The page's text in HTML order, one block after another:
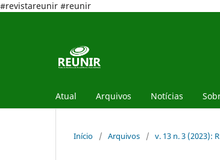
#revistareunir #reunir
Atual Arquivos Notícias
Início / Arquivos / v. 13 n. 3 (2023):